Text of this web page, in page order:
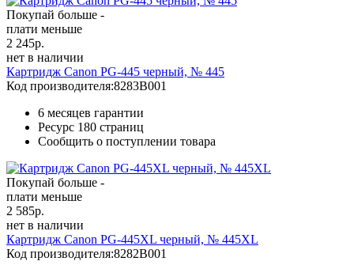
Покупай больше -
плати меньше
2 245р.
нет в наличии
Картридж Canon PG-445 черный, № 445
Код производителя:8283B001
6 месяцев гарантии
Ресурс 180 страниц
Сообщить о поступлении товара
Покупай больше -
плати меньше
2 585р.
нет в наличии
Картридж Canon PG-445XL черный, № 445XL
Код производителя:8282B001